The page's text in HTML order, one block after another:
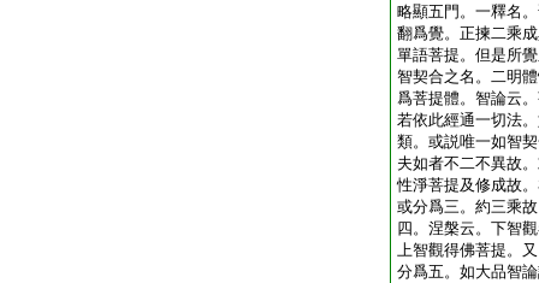
略顯五門。一釋名
翻爲覺。正揀二乘
單語菩提。但是所
智契合之名。二明
爲菩提體。智論云
若依此經通一切法
類。或説唯一如智
夫如者不二不異故
性淨菩提及修成故
或分爲三。約三乘
四。涅槃云。下智
上智觀得佛菩提。
分爲五。如大品智